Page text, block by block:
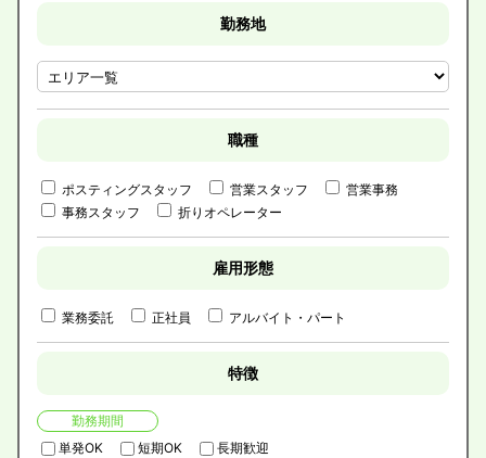
勤務地
職種
ポスティングスタッフ 営業スタッフ
営業事務
事務スタッフ
折りオペレーター
雇用形態
業務委託 正社員 アルバイト・パート
特徴
勤務期間
単発OK
短期OK 長期歓迎